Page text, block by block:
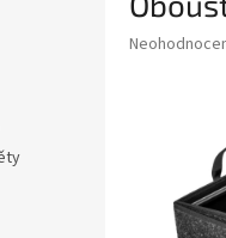
Průměrné
hvězdiček.